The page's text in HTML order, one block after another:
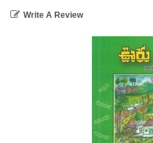
Write A Review